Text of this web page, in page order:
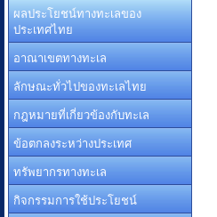
ผลประโยชน์ทางทะเลของ
ประเทศไทย
อาณาเขตทางทะเล
ลักษณะทั่วไปของทะเลไทย
กฎหมายที่เกี่ยวข้องกับทะเล
ข้อตกลงระหว่างประเทศ
ทรัพยากรทางทะเล
กิจกรรมการใช้ประโยชน์